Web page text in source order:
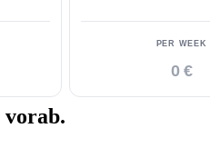
PER WEEK
0 €
vorab.